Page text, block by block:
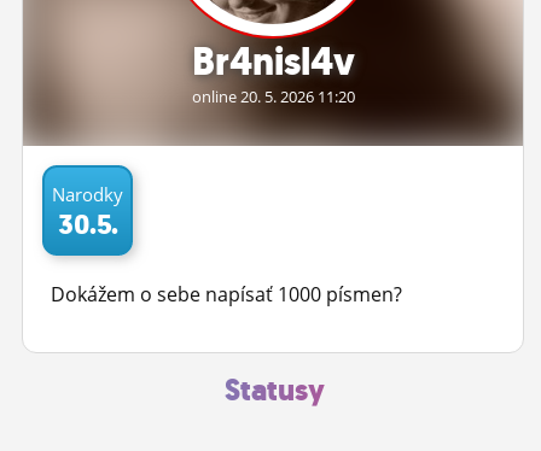
OBRÁZKY
MÔJ PROFIL
NASTAVENIA
ROLETA
Br4nisl4v
online 20. 5.2026 11:20
Narodky
30.5.
Dokážem o sebe napísať 1000 písmen?
Statusy